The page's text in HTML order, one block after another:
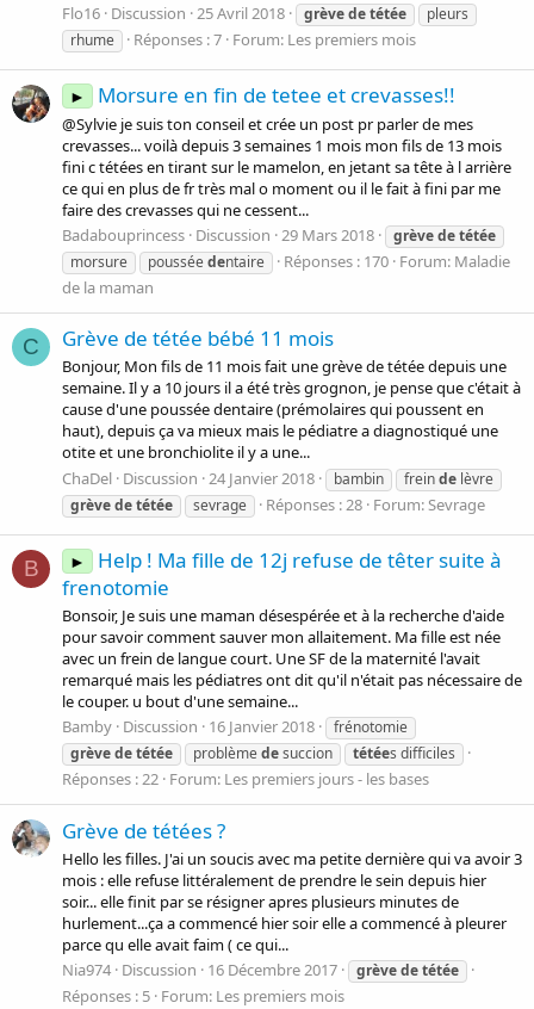
Flo16 Discussion 25 Avril 2018 grèvedetétée
pleurs
rhume
Réponses : 7 Forum: Les premiers mois
► Morsure en fin de tetee et crevasses!!
@Sylvie je suis ton conseil et crée un post pr parler de mes
crevasses... voilà depuis 3 semaines 1 mois mon fils de 13 mois
fini c tétées en tirant sur le mamelon, en jetant sa tête à l arrière
ce qui en plus de fr très mal o moment ou il le fait à fini par me
faire des crevasses qui ne cessent...
Badabouprincess Discussion 29 Mars 2018 grèvedetétée
morsure
pousséedentaire Réponses : 170 Forum: Maladie
de la maman
C Grève de tétée bébé 11 mois
Bonjour, Mon fils de 11 mois fait une grève de tétée depuis une
semaine. Il y a 10 jours il a été très grognon, je pense que c'était à
cause d'une poussée dentaire (prémolaires qui poussent en
haut), depuis ça va mieux mais le pédiatre a diagnostiqué une
otite et une bronchiolite il y a une...
ChaDel Discussion 24 Janvier 2018 bambin freinde lèvre
grèvedetétée sevrage Réponses : 28 Forum:Sevrage
B ►
Help ! Ma fille de 12j refuse de têter suite à
frenotomie
Bonsoir, Je suis une maman désespérée et à la recherche d'aide
pour savoir comment sauver mon allaitement. Ma fille est née
avec un frein de langue court. Une SF de la maternité l'avait
remarqué mais les pédiatres ont dit qu'il n'était pas nécessaire de
le couper. u bout d'une semaine...
Bamby Discussion 16 Janvier 2018
frénotomie
grèvedetétée problèmedesuccion tétées difficiles
Réponses : 22 Forum: Les premiers jours - les bases
Grève de tétées ?
Hello les filles. J'ai un soucis avec ma petite dernière qui va avoir 3
mois : elle refuse littéralement de prendre le sein depuis hier
soir... elle finit par se résigner apres plusieurs minutes de
hurlement...ça a commencé hier soir elle a commencé à pleurer
parce qu elle avait faim ( ce qui...
Nia974 Discussion 16 Décembre 2017 grèvedetétée
Réponses : 5 Forum: Les premiers mois